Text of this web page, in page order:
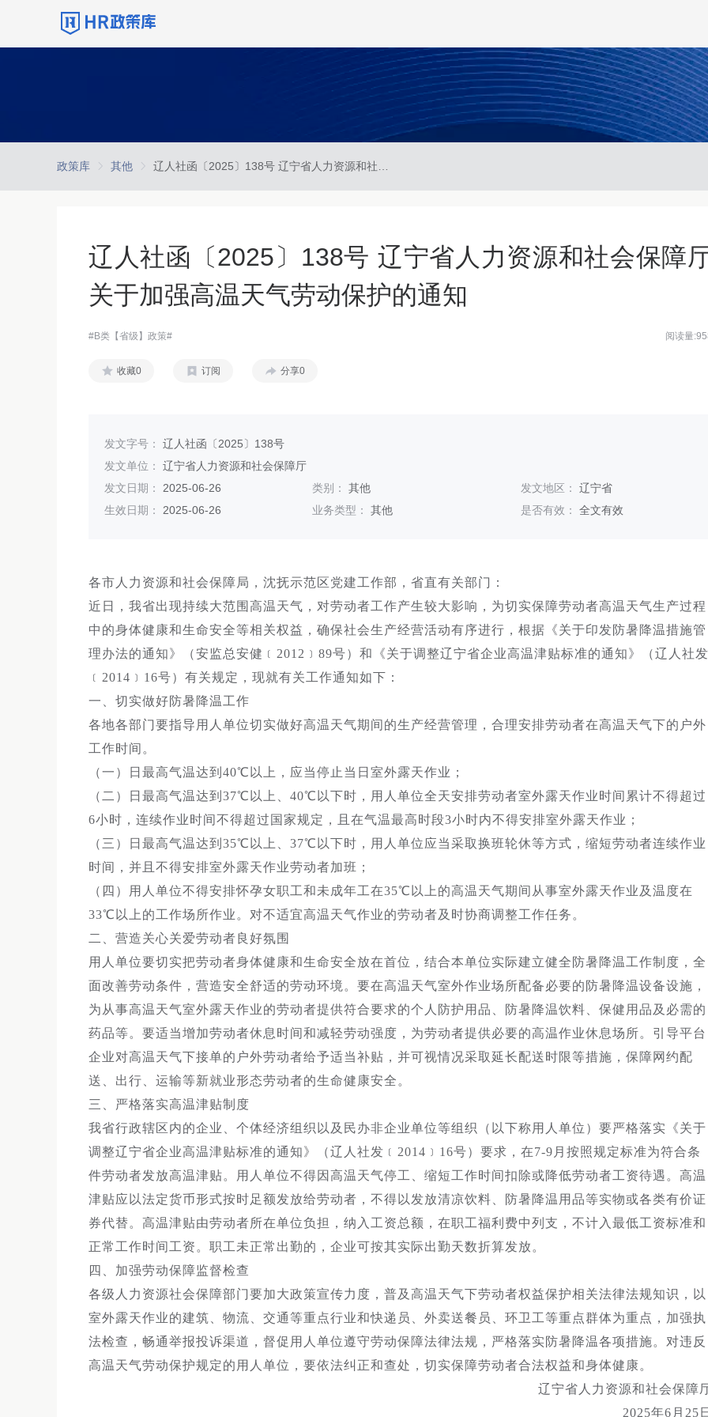
政策库 其他
辽人社函〔2025〕138号 辽宁省人力资源和社会保障
关于加强高温天气劳动保护的通知
#B类【省级】政策# 阅读量
收藏0 订阅 分享0
发文字号： 辽人社函〔2025〕138号
发文单位： 辽宁省人力资源和社会保障厅
发文日期： 2025-06-26 类别：其他 发文地区： 辽宁省
生效日期： 2025-06-26 业务类型：其他 是否有效： 全文有效
各市人力资源和社会保障局，沈抚示范区党建工作部，省直有关部门：
近日，我省出现持续大范围高温天气，对劳动者工作产生较大影响，为切实保障劳动者高温天气生产过程
中的身体健康和生命安全等相关权益，确保社会生产经营活动有序进行，根据《关于印发防暑降温措施管
理办法的通知》（安监总安健﹝2012﹞89号）和《关于调整辽宁省企业高温津贴标准的通知》（辽人社发
﹝2014﹞16号）有关规定，现就有关工作通知如下：
一、切实做好防暑降温工作
各地各部门要指导用人单位切实做好高温天气期间的生产经营管理，合理安排劳动者在高温天气下的户外
工作时间。
（一）日最高气温达到40℃以上，应当停止当日室外露天作业；
（二）日最高气温达到37℃以上、40℃以下时，用人单位全天安排劳动者室外露天作业时间累计不得超过
6小时，连续作业时间不得超过国家规定，且在气温最高时段3小时内不得安排室外露天作业；
（三）日最高气温达到35℃以上、37℃以下时，用人单位应当采取换班轮休等方式，缩短劳动者连续作业
时间，并且不得安排室外露天作业劳动者加班；
（四）用人单位不得安排怀孕女职工和未成年工在35℃以上的高温天气期间从事室外露天作业及温度在
33℃以上的工作场所作业。对不适宜高温天气作业的劳动者及时协商调整工作任务。
二、营造关心关爱劳动者良好氛围
用人单位要切实把劳动者身体健康和生命安全放在首位，结合本单位实际建立健全防暑降温工作制度，全
面改善劳动条件，营造安全舒适的劳动环境。要在高温天气室外作业场所配备必要的防暑降温设备设施，
为从事高温天气室外露天作业的劳动者提供符合要求的个人防护用品、防暑降温饮料、保健用品及必需的
药品等。要适当增加劳动者休息时间和减轻劳动强度，为劳动者提供必要的高温作业休息场所。引导平台
企业对高温天气下接单的户外劳动者给予适当补贴，并可视情况采取延长配送时限等措施，保障网约配
送、出行、运输等新就业形态劳动者的生命健康安全。
三、严格落实高温津贴制度
我省行政辖区内的企业、个体经济组织以及民办非企业单位等组织（以下称用人单位）要严格落实《关于
调整辽宁省企业高温津贴标准的通知》（辽人社发﹝2014﹞16号）要求，在7-9月按照规定标准为符合条
件劳动者发放高温津贴。用人单位不得因高温天气停工、缩短工作时间扣除或降低劳动者工资待遇。高温
津贴应以法定货币形式按时足额发放给劳动者，不得以发放清凉饮料、防暑降温用品等实物或各类有价证
券代替。高温津贴由劳动者所在单位负担，纳入工资总额，在职工福利费中列支，不计入最低工资标准和
正常工作时间工资。职工未正常出勤的，企业可按其实际出勤天数折算发放。
四、加强劳动保障监督检查
各级人力资源社会保障部门要加大政策宣传力度，普及高温天气下劳动者权益保护相关法律法规知识，以
室外露天作业的建筑、物流、交通等重点行业和快递员、外卖送餐员、环卫工等重点群体为重点，加强执
法检查，畅通举报投诉渠道，督促用人单位遵守劳动保障法律法规，严格落实防暑降温各项措施。对违反
高温天气劳动保护规定的用人单位，要依法纠正和查处，切实保障劳动者合法权益和身体健康。
辽宁省人力资源和社会保障
2025年6月25